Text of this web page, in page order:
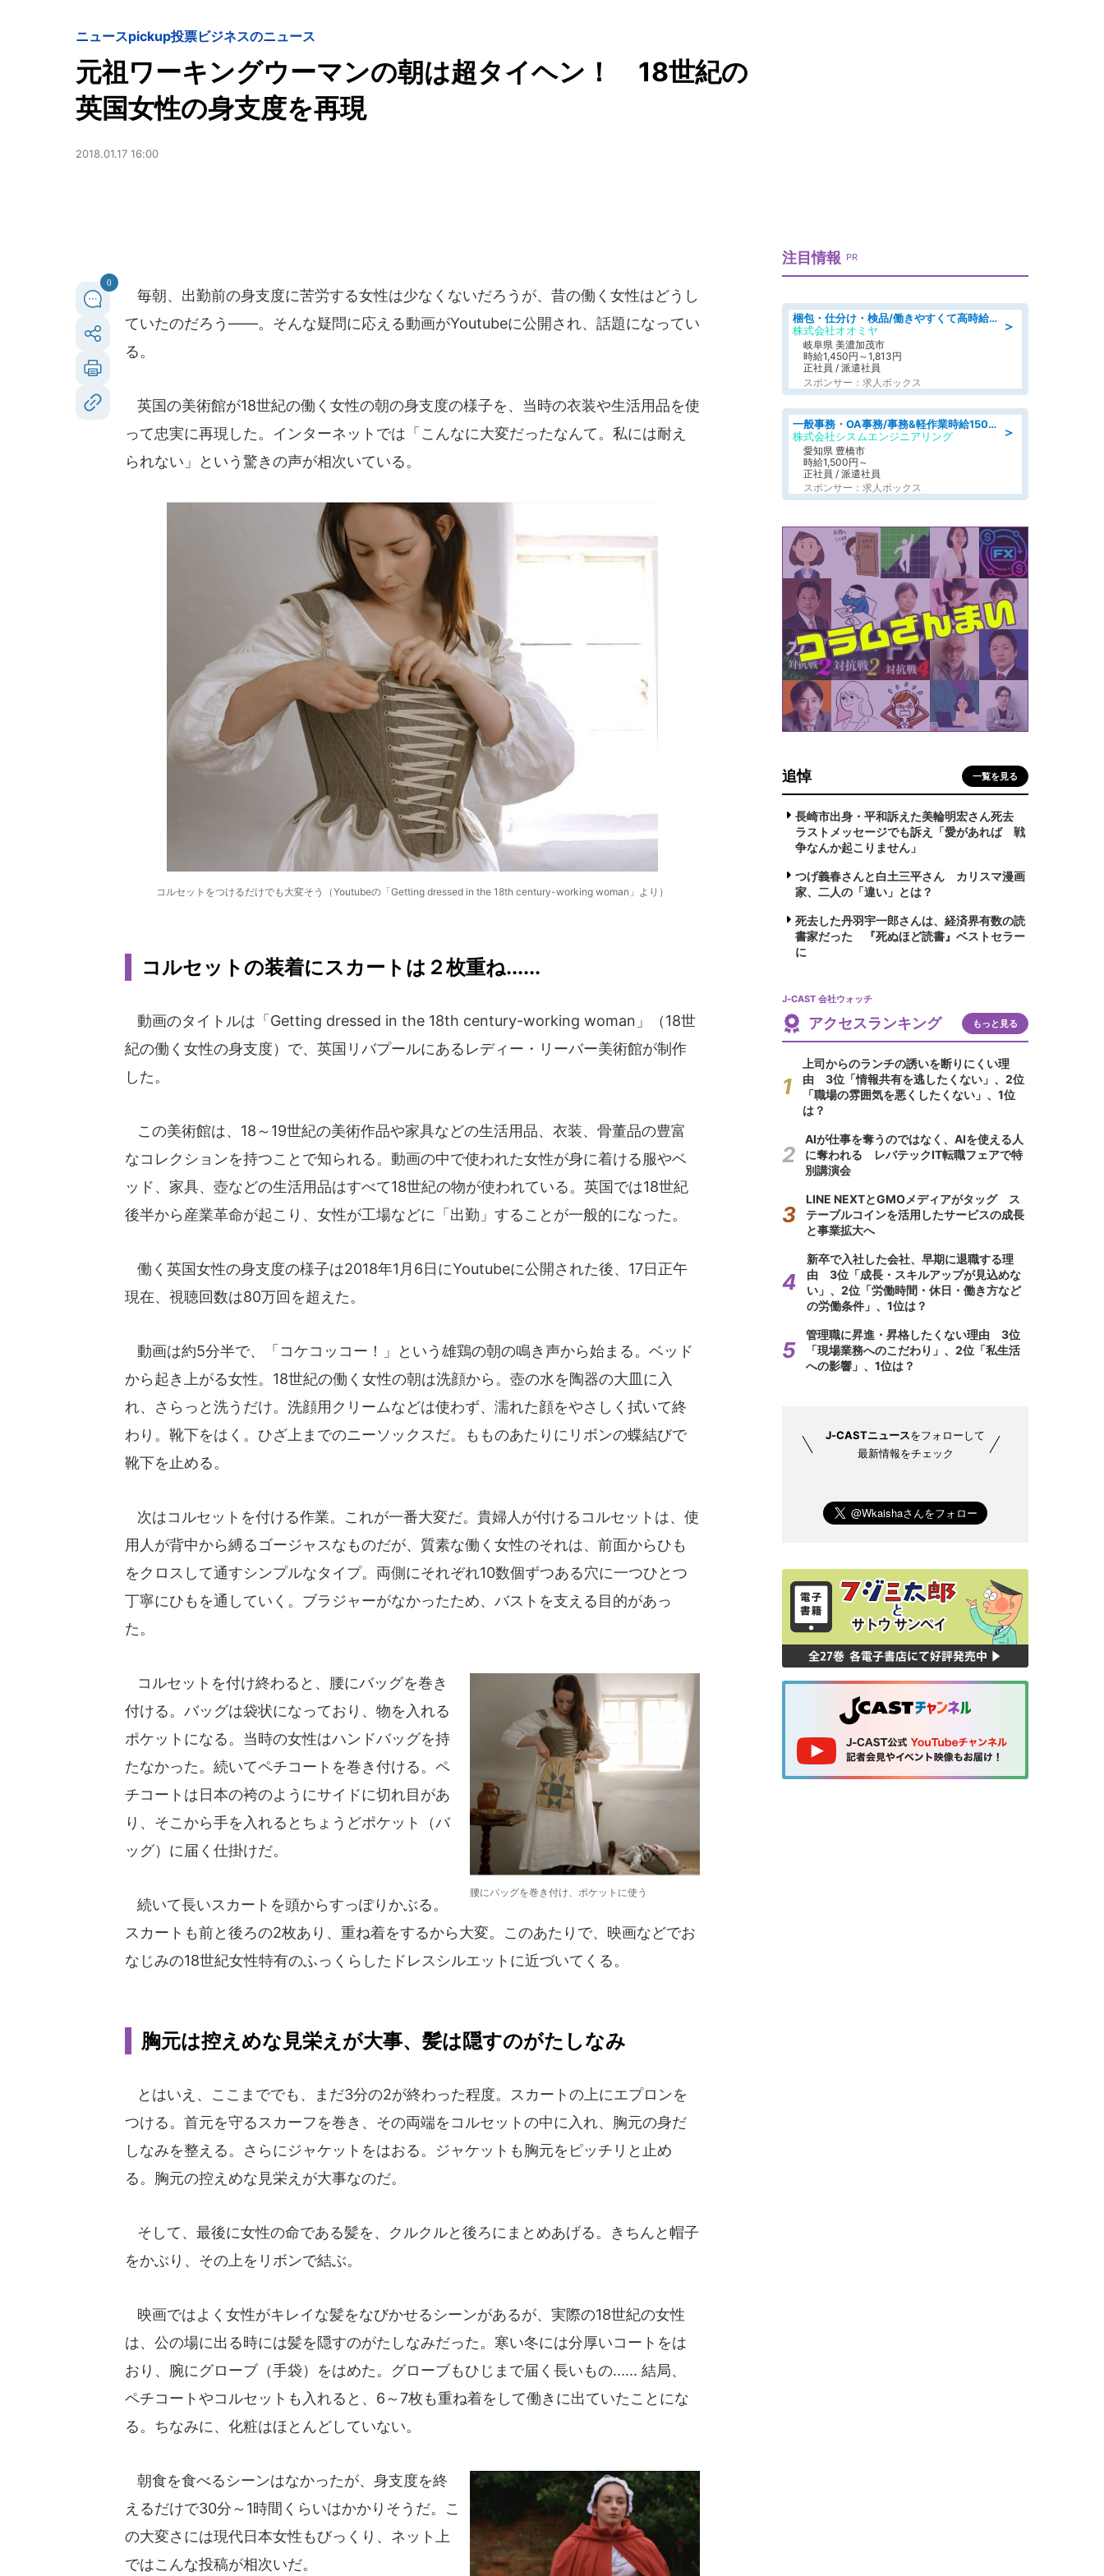
ニュースpickup投票ビジネスのニュース
元祖ワーキングウーマンの朝は超タイヘン！ 18世紀の
英国女性の身支度を再現
2018.01.17 16:00
0
毎朝、出勤前の身支度に苦労する女性は少なくないだろうが、昔の働く女性はどうし
ていたのだろう――。そんな疑問に応える動画がYoutubeに公開され、話題になってい
る。
英国の美術館が18世紀の働く女性の朝の身支度の様子を、当時の衣装や生活用品を使
って忠実に再現した。インターネットでは「こんなに大変だったなんて。私には耐え
られない」という驚きの声が相次いている。
コルセットをつけるだけでも大変そう（Youtubeの「Getting dressed in the 18th century-working woman」より）
コルセットの装着にスカートは２枚重ね......
動画のタイトルは「Getting dressed in the 18th century-working woman」（18世
紀の働く女性の身支度）で、英国リバプールにあるレディー・リーバー美術館が制作
した。
この美術館は、18～19世紀の美術作品や家具などの生活用品、衣装、骨董品の豊富
なコレクションを持つことで知られる。動画の中で使われた女性が身に着ける服やベ
ッド、家具、壺などの生活用品はすべて18世紀の物が使われている。英国では18世紀
後半から産業革命が起こり、女性が工場などに「出勤」することが一般的になった。
働く英国女性の身支度の様子は2018年1月6日にYoutubeに公開された後、17日正午
現在、視聴回数は80万回を超えた。
動画は約5分半で、「コケコッコー！」という雄鶏の朝の鳴き声から始まる。ベッド
から起き上がる女性。18世紀の働く女性の朝は洗顔から。壺の水を陶器の大皿に入
れ、さらっと洗うだけ。洗顔用クリームなどは使わず、濡れた顔をやさしく拭いて終
わり。靴下をはく。ひざ上までのニーソックスだ。もものあたりにリボンの蝶結びで
靴下を止める。
次はコルセットを付ける作業。これが一番大変だ。貴婦人が付けるコルセットは、使
用人が背中から縛るゴージャスなものだが、質素な働く女性のそれは、前面からひも
をクロスして通すシンプルなタイプ。両側にそれぞれ10数個ずつある穴に一つひとつ
丁寧にひもを通していく。ブラジャーがなかったため、バストを支える目的があっ
た。
腰にバッグを巻き付け、ポケットに使う
コルセットを付け終わると、腰にバッグを巻き
付ける。バッグは袋状になっており、物を入れる
ポケットになる。当時の女性はハンドバッグを持
たなかった。続いてペチコートを巻き付ける。ペ
チコートは日本の袴のようにサイドに切れ目があ
り、そこから手を入れるとちょうどポケット（バ
ッグ）に届く仕掛けだ。
続いて長いスカートを頭からすっぽりかぶる。
スカートも前と後ろの2枚あり、重ね着をするから大変。このあたりで、映画などでお
なじみの18世紀女性特有のふっくらしたドレスシルエットに近づいてくる。
胸元は控えめな見栄えが大事、髪は隠すのがたしなみ
とはいえ、ここまででも、まだ3分の2が終わった程度。スカートの上にエプロンを
つける。首元を守るスカーフを巻き、その両端をコルセットの中に入れ、胸元の身だ
しなみを整える。さらにジャケットをはおる。ジャケットも胸元をピッチリと止め
る。胸元の控えめな見栄えが大事なのだ。
そして、最後に女性の命である髪を、クルクルと後ろにまとめあげる。きちんと帽子
をかぶり、その上をリボンで結ぶ。
映画ではよく女性がキレイな髪をなびかせるシーンがあるが、実際の18世紀の女性
は、公の場に出る時には髪を隠すのがたしなみだった。寒い冬には分厚いコートをは
おり、腕にグローブ（手袋）をはめた。グローブもひじまで届く長いもの...... 結局、
ペチコートやコルセットも入れると、6～7枚も重ね着をして働きに出ていたことにな
る。ちなみに、化粧はほとんどしていない。
朝食を食べるシーンはなかったが、身支度を終
えるだけで30分～1時間くらいはかかりそうだ。こ
の大変さには現代日本女性もびっくり、ネット上
ではこんな投稿が相次いだ。
注目情報 PR
＞
梱包・仕分け・検品/働きやすくて高時給の仕分け作業長期休暇充実/残業なし
株式会社オオミヤ
岐阜県 美濃加茂市
時給1,450円～1,813円
正社員 / 派遣社員
スポンサー：求人ボックス
＞
一般事務・OA事務/事務&軽作業時給1500円土日祝休み各種社保完備
株式会社シスムエンジニアリング
愛知県 豊橋市
時給1,500円～
正社員 / 派遣社員
スポンサー：求人ボックス
追悼 一覧を見る
長崎市出身・平和訴えた美輪明宏さん死去
ラストメッセージでも訴え「愛があれば 戦
争なんか起こりません」
つげ義春さんと白土三平さん カリスマ漫画
家、二人の「違い」とは？
死去した丹羽宇一郎さんは、経済界有数の読
書家だった 『死ぬほど読書』ベストセラー
に
J-CAST 会社ウォッチ
アクセスランキング もっと見る
上司からのランチの誘いを断りにくい理
由 3位「情報共有を逃したくない」、2位
「職場の雰囲気を悪くしたくない」、1位
は？
AIが仕事を奪うのではなく、AIを使える人
に奪われる レバテックIT転職フェアで特
別講演会
LINE NEXTとGMOメディアがタッグ ス
テーブルコインを活用したサービスの成長
と事業拡大へ
新卒で入社した会社、早期に退職する理
由 3位「成長・スキルアップが見込めな
い」、2位「労働時間・休日・働き方など
の労働条件」、1位は？
管理職に昇進・昇格したくない理由 3位
「現場業務へのこだわり」、2位「私生活
への影響」、1位は？
J-CASTニュースをフォローして
最新情報をチェック